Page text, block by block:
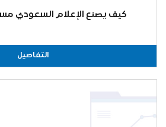
كيف يصنع الإعلام السعودي
التفاصيل